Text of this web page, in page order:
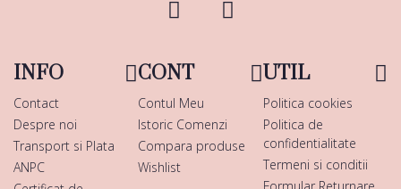
INFO
Contact
Despre noi
Transport si Plata
ANPC
CONT
Contul Meu
Istoric Comenzi
Compara produse
Wishlist
UTIL
Politica cookies
Politica de
confidentialitate
Termeni si conditii